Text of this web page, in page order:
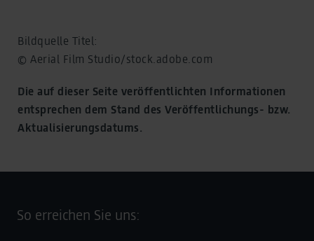
Bildquelle Titel:
© Aerial Film Studio/stock.adobe.com
Die auf dieser Seite veröffentlichten Informationen
entsprechen dem Stand des Veröffentlichungs- bzw.
Aktualisierungsdatums.
So erreichen Sie uns: